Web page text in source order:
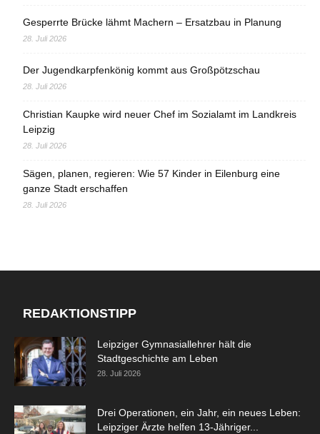
Gesperrte Brücke lähmt Machern – Ersatzbau in Planung
28. Juli 2026
Der Jugendkarpfenkönig kommt aus Großpötzschau
28. Juli 2026
Christian Kaupke wird neuer Chef im Sozialamt im Landkreis
Leipzig
28. Juli 2026
Sägen, planen, regieren: Wie 57 Kinder in Eilenburg eine
ganze Stadt erschaffen
28. Juli 2026
REDAKTIONSTIPP
Leipziger Gymnasiallehrer hält die
Stadtgeschichte am Leben
28. Juli 2026
Drei Operationen, ein Jahr, ein neues Leben:
Leipziger Ärzte helfen 13-Jähriger...